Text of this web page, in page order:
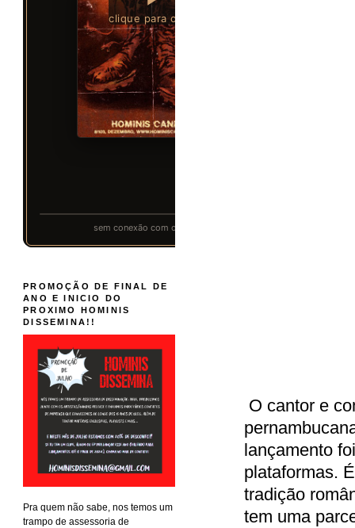
O cantor e
lançamento
plataformas.
tradição
tem uma
PROMOÇÃO DE FINAL DE
ANO E INICIO DO
PROXIMO HOMINIS
DISSEMINA!!
Pra quem não sabe, nos temos um
trampo de assessoria de